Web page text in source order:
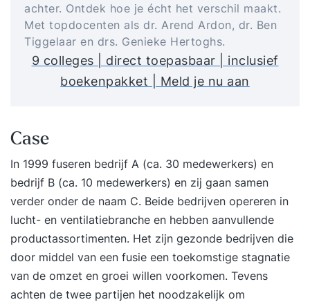
achter. Ontdek hoe je écht het verschil maakt.
Met topdocenten als dr. Arend Ardon, dr. Ben
Tiggelaar en drs. Genieke Hertoghs.
9 colleges | direct toepasbaar | inclusief
boekenpakket | Meld je nu aan
Case
In 1999 fuseren bedrijf A (ca. 30 medewerkers) en
bedrijf B (ca. 10 medewerkers) en zij gaan samen
verder onder de naam C. Beide bedrijven opereren in
lucht- en ventilatiebranche en hebben aanvullende
productassortimenten. Het zijn gezonde bedrijven die
door middel van een fusie een toekomstige stagnatie
van de omzet en groei willen voorkomen. Tevens
achten de twee partijen het noodzakelijk om